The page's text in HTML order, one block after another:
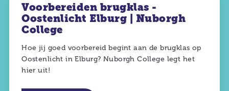
Voorbereiden brugklas -
Oostenlicht Elburg | Nuborgh
College
Hoe jij goed voorbereid begint aan de brugklas op
Oostenlicht in Elburg? Nuborgh College legt het
hier uit!